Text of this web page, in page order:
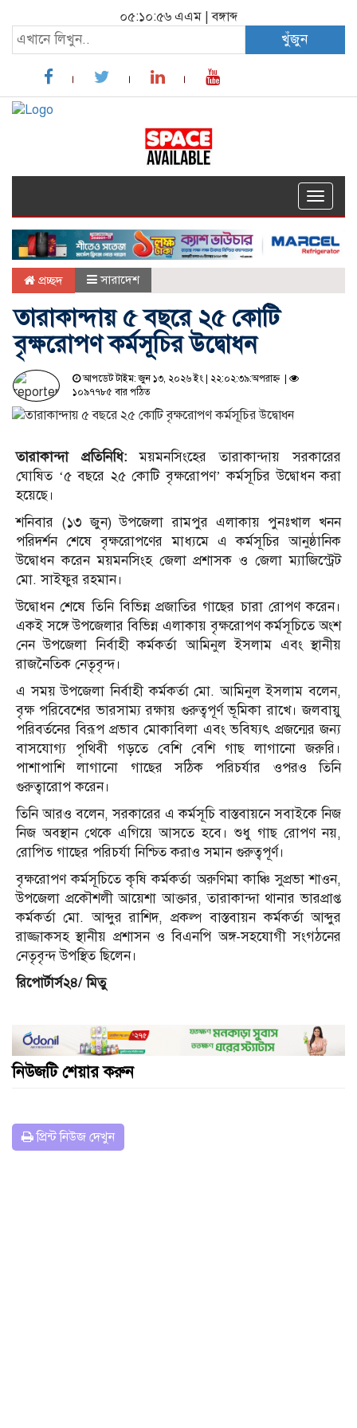
০৫:১০:৫৬ এএম|বঙ্গাব্দ
খুঁজুন
Toggle
প্রচ্ছদ সারাদেশ
তারাকান্দায় ৫ বছরে ২৫ কোটি
বৃক্ষরোপণ কর্মসূচির উদ্বোধন
আপডেট টাইম: জুন ১৩, ২০২৬ ইং | ২২:০২:৩৯:অপরাহ্ন |
১০৯৭৭৮৫ বার পঠিত
তারাকান্দা প্রতিনিধি:ময়মনসিংহের তারাকান্দায় সরকারের
ঘোষিত ‘৫ বছরে ২৫ কোটি বৃক্ষরোপণ’ কর্মসূচির উদ্বোধন করা
হয়েছে।
শনিবার (১৩ জুন) উপজেলা রামপুর এলাকায় পুনঃখাল খনন
পরিদর্শন শেষে বৃক্ষরোপণের মাধ্যমে এ কর্মসূচির আনুষ্ঠানিক
উদ্বোধন করেন ময়মনসিংহ জেলা প্রশাসক ও জেলা ম্যাজিস্ট্রেট
মো. সাইফুর রহমান।
উদ্বোধন শেষে তিনি বিভিন্ন প্রজাতির গাছের চারা রোপণ করেন।
একই সঙ্গে উপজেলার বিভিন্ন এলাকায় বৃক্ষরোপণ কর্মসূচিতে অংশ
নেন উপজেলা নির্বাহী কর্মকর্তা আমিনুল ইসলাম এবং স্থানীয়
রাজনৈতিক নেতৃবৃন্দ।
এ সময় উপজেলা নির্বাহী কর্মকর্তা মো. আমিনুল ইসলাম বলেন,
বৃক্ষ পরিবেশের ভারসাম্য রক্ষায় গুরুত্বপূর্ণ ভূমিকা রাখে। জলবায়ু
পরিবর্তনের বিরূপ প্রভাব মোকাবিলা এবং ভবিষ্যৎ প্রজন্মের জন্য
বাসযোগ্য পৃথিবী গড়তে বেশি বেশি গাছ লাগানো জরুরি।
পাশাপাশি লাগানো গাছের সঠিক পরিচর্যার ওপরও তিনি
গুরুত্বারোপ করেন।
তিনি আরও বলেন, সরকারের এ কর্মসূচি বাস্তবায়নে সবাইকে নিজ
নিজ অবস্থান থেকে এগিয়ে আসতে হবে। শুধু গাছ রোপণ নয়,
রোপিত গাছের পরিচর্যা নিশ্চিত করাও সমান গুরুত্বপূর্ণ।
বৃক্ষরোপণ কর্মসূচিতে কৃষি কর্মকর্তা অরুণিমা কাঞ্চি সুপ্রভা শাওন,
উপজেলা প্রকৌশলী আয়েশা আক্তার, তারাকান্দা থানার ভারপ্রাপ্ত
কর্মকর্তা মো. আব্দুর রাশিদ, প্রকল্প বাস্তবায়ন কর্মকর্তা আব্দুর
রাজ্জাকসহ স্থানীয় প্রশাসন ও বিএনপি অঙ্গ-সহযোগী সংগঠনের
নেতৃবৃন্দ উপস্থিত ছিলেন।
রিপোর্টার্স২৪/ মিতু
নিউজটি শেয়ার করুন
প্রিন্ট নিউজ দেখুন